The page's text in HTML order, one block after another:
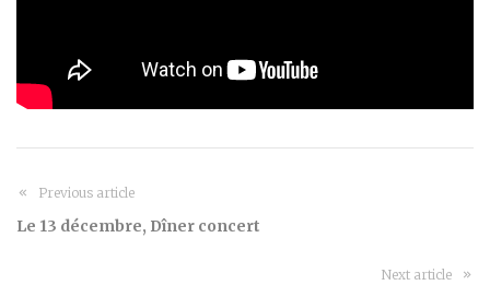
Previous article
Le 13 décembre, Dîner concert
Next article